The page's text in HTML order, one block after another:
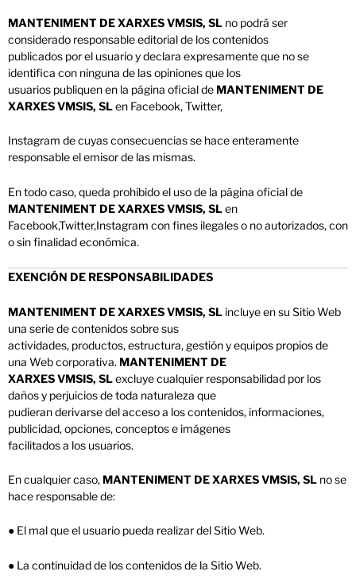
MANTENIMENT DE XARXES VMSIS, SL no podrá ser
considerado responsable editorial de los contenidos
publicados por el usuario y declara expresamente que no se
identifica con ninguna de las opiniones que los
usuarios publiquen en la página oficial de MANTENIMENT DE
XARXES VMSIS, SLen Facebook, Twitter,
Instagram de cuyas consecuencias se hace enteramente
responsable el emisor de las mismas.
En todo caso, queda prohibido el uso de la página oficial de
MANTENIMENT DE XARXES VMSIS, SLen
Facebook,Twitter,Instagram con fines ilegales o no autorizados, con
o sin finalidad económica.
EXENCIÓN DE RESPONSABILIDADES
MANTENIMENT DE XARXES VMSIS, SL incluye en su Sitio Web
una serie de contenidos sobre sus
actividades, productos, estructura, gestión y equipos propios de
una Web corporativa. MANTENIMENT DE
XARXES VMSIS, SLexcluye cualquier responsabilidad por los
daños y perjuicios de toda naturaleza que
pudieran derivarse del acceso a los contenidos, informaciones,
publicidad, opciones, conceptos e imágenes
facilitados a los usuarios.
En cualquier caso, MANTENIMENT DE XARXES VMSIS, SL no se
hace responsable de:
● El mal que el usuario pueda realizar del Sitio Web.
● La continuidad de los contenidos de la Sitio Web.